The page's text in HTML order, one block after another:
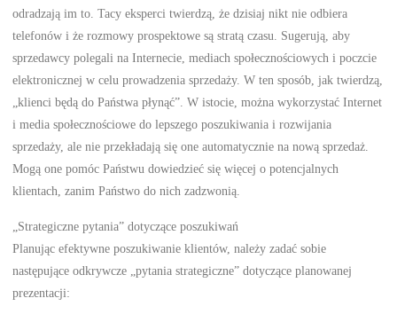
odradzają im to. Tacy eksperci twierdzą, że dzisiaj nikt nie odbiera
telefonów i że rozmowy prospektowe są stratą czasu. Sugerują, aby
sprzedawcy polegali na Internecie, mediach społecznościowych i poczcie
elektronicznej w celu prowadzenia sprzedaży. W ten sposób, jak twierdzą,
„klienci będą do Państwa płynąć”. W istocie, można wykorzystać Internet
i media społecznościowe do lepszego poszukiwania i rozwijania
sprzedaży, ale nie przekładają się one automatycznie na nową sprzedaż.
Mogą one pomóc Państwu dowiedzieć się więcej o potencjalnych
klientach, zanim Państwo do nich zadzwonią.
„Strategiczne pytania” dotyczące poszukiwań
Planując efektywne poszukiwanie klientów, należy zadać sobie
następujące odkrywcze „pytania strategiczne” dotyczące planowanej
prezentacji: